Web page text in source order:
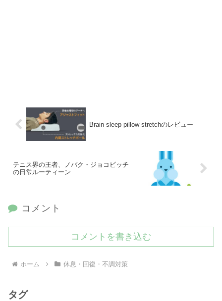
Brain sleep pillow stretchのレビュー
テニス界の王者、ノバク・ジョコビッチ
の日常ルーティーン
コメント
コメントを書き込む
ホーム 休息・回復・不調対策
タグ